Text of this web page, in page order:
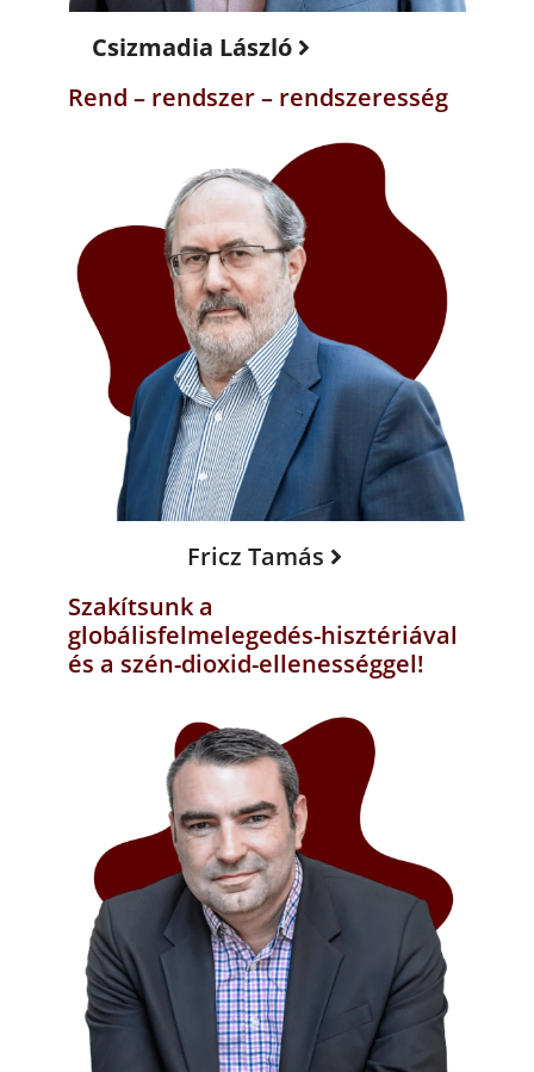
Csizmadia László
Rend – rendszer – rendszeresség
Fricz Tamás
Szakítsunk a
globálisfelmelegedés-hisztériával
és a szén-dioxid-ellenességgel!